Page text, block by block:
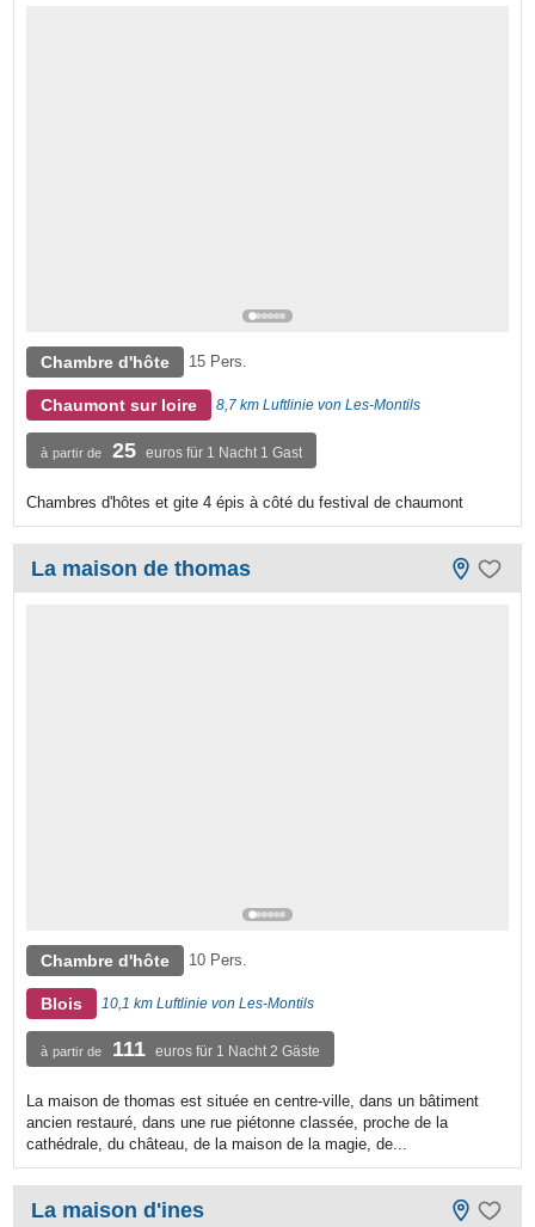
Chambre d'hôte 15 Pers.
Chaumont sur loire 8,7 km Luftlinie von Les-Montils
à partir de 25 euros für 1 Nacht 1 Gast
Chambres d'hôtes et gite 4 épis à côté du festival de chaumont
La maison de thomas
Chambre d'hôte 10 Pers.
Blois 10,1 km Luftlinie von Les-Montils
à partir de 111 euros für 1 Nacht 2 Gäste
La maison de thomas est située en centre-ville, dans un bâtiment
ancien restauré, dans une rue piétonne classée, proche de la
cathédrale, du château, de la maison de la magie, de...
La maison d'ines